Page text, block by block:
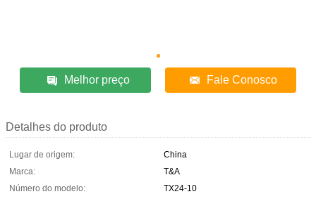
Melhor preço Fale Conosco
Detalhes do produto
Lugar de origem:
China
Marca:
T&A
Número do modelo:
TX24-10